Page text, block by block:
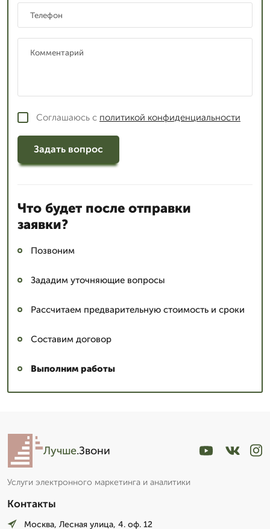
Соглашаюсь с политикой конфиденциальности
Задать вопрос
Что будет после отправки
заявки?
Позвоним
Зададим уточняющие вопросы
Рассчитаем предварительную стоимость и сроки
Составим договор
Выполним работы
Лучше.Звони
Услуги электронного маркетинга и аналитики
Контакты
Москва, Лесная улица, 4. оф. 12